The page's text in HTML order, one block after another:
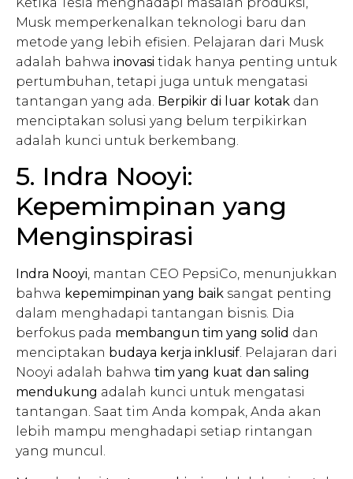
Musk memperkenalkan teknologi baru dan
metode yang lebih efisien. Pelajaran dari Musk
adalah bahwa inovasi tidak hanya penting untuk
pertumbuhan, tetapi juga untuk mengatasi
tantangan yang ada. Berpikir di luar kotak dan
menciptakan solusi yang belum terpikirkan
adalah kunci untuk berkembang.
5. Indra Nooyi:
Kepemimpinan yang
Menginspirasi
Indra Nooyi, mantan CEO PepsiCo, menunjukkan
bahwa kepemimpinan yang baik sangat penting
dalam menghadapi tantangan bisnis. Dia
berfokus pada membangun tim yang solid dan
menciptakan budaya kerja inklusif. Pelajaran dari
Nooyi adalah bahwa tim yang kuat dan saling
mendukung adalah kunci untuk mengatasi
tantangan. Saat tim Anda kompak, Anda akan
lebih mampu menghadapi setiap rintangan
yang muncul.